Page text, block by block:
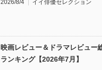
2026/8/4 イイ俳優セレクション
映画レビュー＆ドラマレビュー
ランキング【2026年7月】